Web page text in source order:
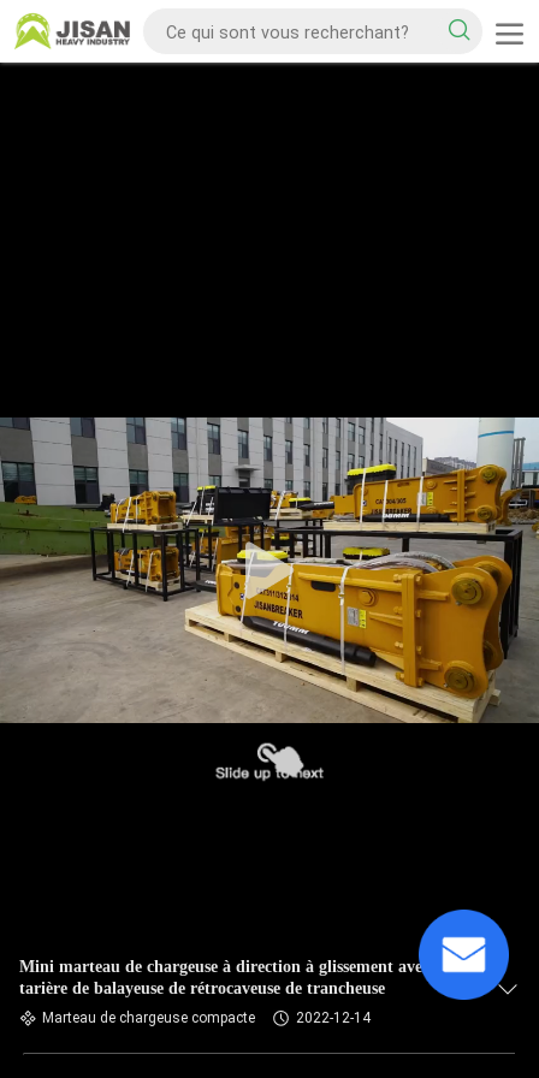
Mini marteau de chargeuse à direction à glissement avec
tarière de balayeuse de rétrocaveuse de trancheuse
Marteau de chargeuse compacte 2022-12-14